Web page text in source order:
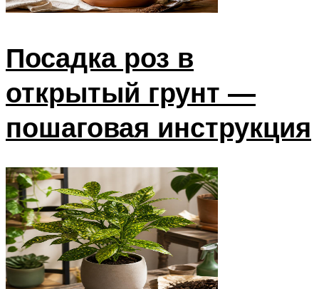
Посадка роз в
открытый грунт —
пошаговая инструкция